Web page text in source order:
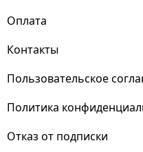
Оплата
Контакты
Пользовательское
Политика
Отказ от подписки